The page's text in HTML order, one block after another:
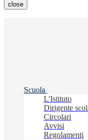
close
Scuola
L'Istituto
Dirigente
Circolari
Avvisi
Regolamenti